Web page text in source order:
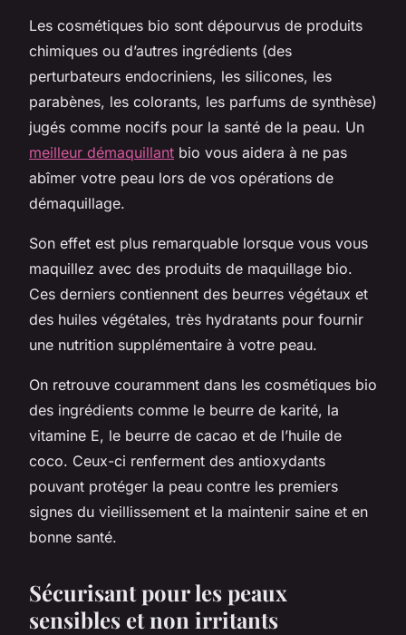
Les cosmétiques bio sont dépourvus de produits
chimiques ou d’autres ingrédients (des
perturbateurs endocriniens, les silicones, les
parabènes, les colorants, les parfums de synthèse)
jugés comme nocifs pour la santé de la peau. Un
meilleur démaquillant bio vous aidera à ne pas
abîmer votre peau lors de vos opérations de
démaquillage.
Son effet est plus remarquable lorsque vous vous
maquillez avec des produits de maquillage bio.
Ces derniers contiennent des beurres végétaux et
des huiles végétales, très hydratants pour fournir
une nutrition supplémentaire à votre peau.
On retrouve couramment dans les cosmétiques bio
des ingrédients comme le beurre de karité, la
vitamine E, le beurre de cacao et de l’huile de
coco. Ceux-ci renferment des antioxydants
pouvant protéger la peau contre les premiers
signes du vieillissement et la maintenir saine et en
bonne santé.
Sécurisant pour les peaux
sensibles et non irritants